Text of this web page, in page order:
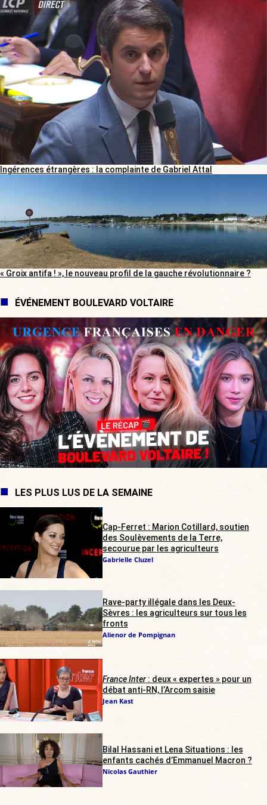
Ingérences étrangères : la complainte de Gabriel Attal
« Groix antifa ! », le nouveau profil de la gauche révolutionnaire ?
ÉVÉNEMENT BOULEVARD VOLTAIRE
LES PLUS LUS DE LA SEMAINE
Cap-Ferret : Marion Cotillard, soutien
des Soulèvements de la Terre,
secourue par les agriculteurs
Gabrielle Cluzel
Rave-party illégale dans les Deux-
Sèvres : les agriculteurs sur tous les
fronts
Alienor de Pompignan
France Inter: deux « expertes » pour un
débat anti-RN, l’Arcom saisie
Jean Kast
Bilal Hassani et Lena Situations : les
enfants cachés d’Emmanuel Macron ?
Nicolas Gauthier